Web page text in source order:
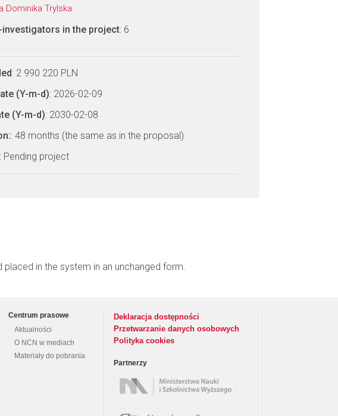
Dominika Trylska
in the project: 6
: 2 990 220 PLN
(Y-m-d): 2026-02-09
(Y-m-d): 2030-02-08
: 48 months (the same as in the proposal)
: Pending project
in the system in an unchanged form.
Centrum prasowe
Aktualności
O NCN w mediach
Materiały do pobrania
Deklaracja dostępności
Przetwarzanie danych osobowych
Polityka cookies
Partnerzy